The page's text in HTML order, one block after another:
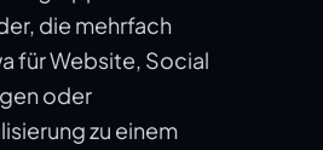
die mehrfach
für Website, Social
oder
zu einem